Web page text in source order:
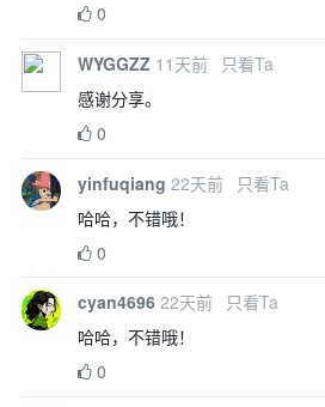
0
WYGGZZ 11天前 只看Ta
感谢分享。
0
yinfuqiang 22天前 只看Ta
哈哈，不错哦！
0
cyan4696 22天前 只看Ta
哈哈，不错哦！
0